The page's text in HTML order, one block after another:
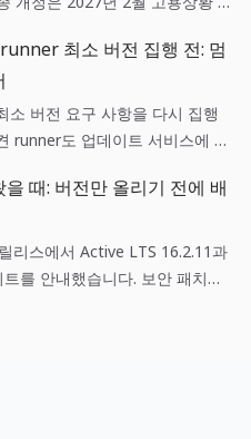
·채용·가격 가정을 분리해 기록
유용합니다.
최소 버전 집행 전: 멈
버전 요구 사항을 다시 집행
runner도 업데이트 서비스에 닿
팀은 등록 가능 여부와 실제 잡
다.
때: 버전만 올리기 전에 배
리스에서 Active LTS 16.2.11과
를 안내했습니다. 보안 패치는